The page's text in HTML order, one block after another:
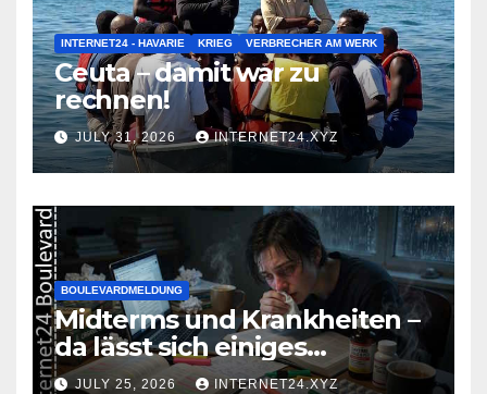
INTERNET24 - HAVARIE KRIEG VERBRECHER AM WERK
Ceuta – damit war zu
rechnen!
JULY 31, 2026 INTERNET24.XYZ
BOULEVARDMELDUNG
Midterms und Krankheiten –
da lässt sich einiges
zusammenbrauen!
JULY 25, 2026 INTERNET24.XYZ